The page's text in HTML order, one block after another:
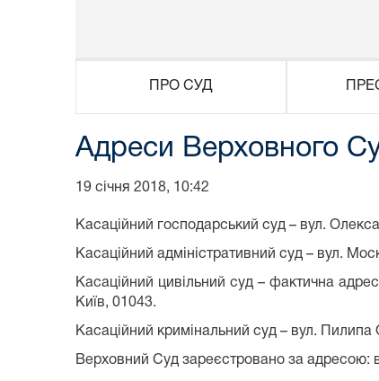
ПРО СУД
Адреси Верховного
19 січня 2018, 10:42
Касаційний господарський суд – вул.
Касаційний адміністративний суд – вул.
Касаційний цивільний суд – фактична
Київ, 01043.
Касаційний кримінальний суд – вул.
Верховний Суд зареєстровано за адресою: